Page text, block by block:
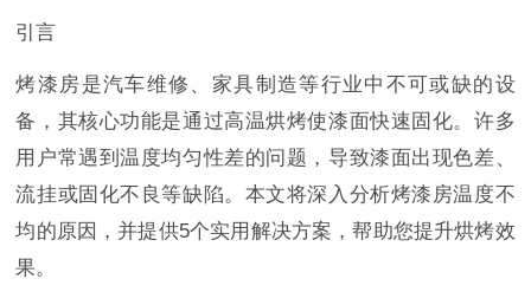
引言
烤漆房是汽车维修、家具制造等行业中不可或缺的设
备，其核心功能是通过高温烘烤使漆面快速固化。许多
用户常遇到温度均匀性差的问题，导致漆面出现色差、
流挂或固化不良等缺陷。本文将深入分析烤漆房温度不
均的原因，并提供5个实用解决方案，帮助您提升烘烤效
果。